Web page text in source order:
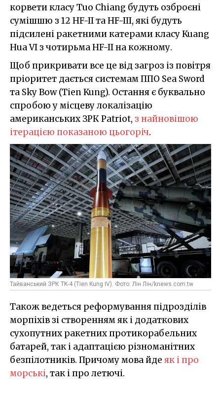
корвети класу Tuo Chiang будуть озброєні
сумішшю з 12 HF-II та HF-III, які будуть
підсилені ракетними катерами класу Kuang
Hua VI з чотирьма HF-II на кожному.
Щоб прикривати все це від загроз із повітря
пріоритет дається системам ППО Sea Sword
та Sky Bow (Tien Kung). Остання є буквально
спробою у місцеву локалізацію
американських ЗРК Patriot, з найновішою
ітерацією показаною цьогоріч.
Тайванський ЗРК TK-4 (Tien Kung IV). Фото: Лін Лін/knews.com.tw
Також ведеться реформування підрозділів
морпіхів зі створенням як і додаткових
сухопутних ракетних протикорабельних
батарей, так і адаптацією різноманітних
безпілотників. Причому мова йде як і про
морські, так і про летючі.